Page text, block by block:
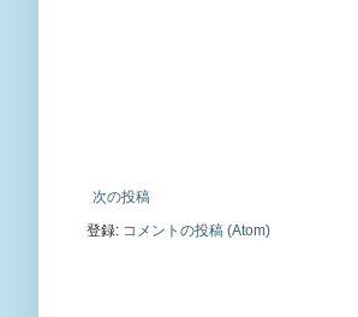
次の投稿
登録: コメントの投稿 (Atom)